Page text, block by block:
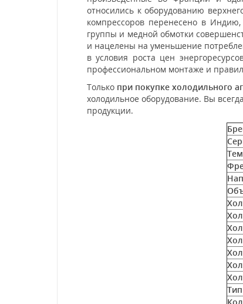
относились к оборудованию
компрессоров перенесено в
группы и медной обмотки
и нацелены на уменьшение
в условия роста цен
профессиональном монтаже и
Только при покупке холодильного
холодильное оборудование. Вы
продукции.